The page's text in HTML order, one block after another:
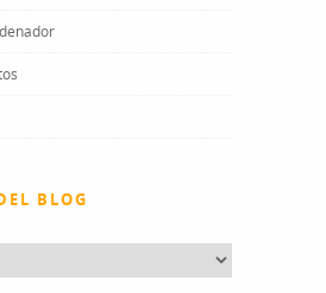
BLOG